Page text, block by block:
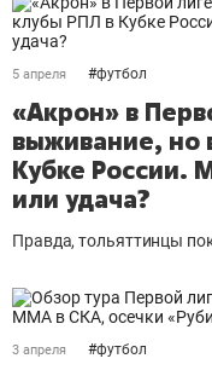
5 апреля #футбол
«Акрон» в
выживание, но
Кубке России.
или удача?
Правда, тольяттинцы
3 апреля #футбол